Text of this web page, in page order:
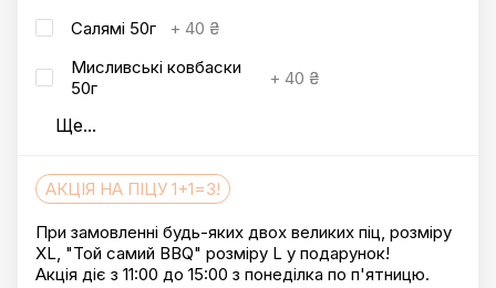
Салямі 50г
+ 40 ₴
Мисливські ковбаски
50г
+ 40 ₴
Ще...
АКЦІЯ НА ПІЦУ 1+1=3!
При замовленні будь-яких двох великих піц, розміру
XL, "Той самий BBQ" розміру L у подарунок!
Акція діє з 11:00 до 15:00 з понеділка по п'ятницю.